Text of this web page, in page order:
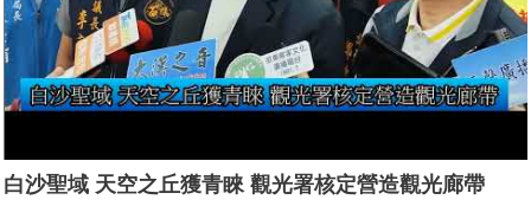
白沙聖域 天空之丘獲青睞 觀光署核定營造觀光廊帶